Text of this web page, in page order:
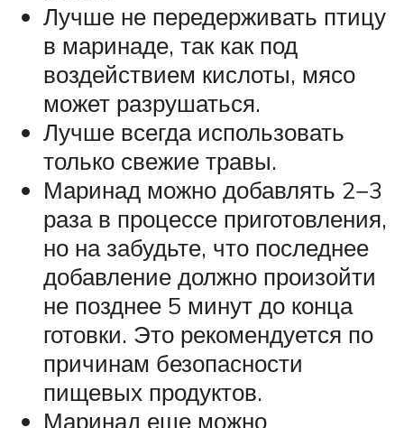
Лучше не передерживать птицу
в маринаде, так как под
воздействием кислоты, мясо
может разрушаться.
Лучше всегда использовать
только свежие травы.
Маринад можно добавлять 2−3
раза в процессе приготовления,
но на забудьте, что последнее
добавление должно произойти
не позднее 5 минут до конца
готовки. Это рекомендуется по
причинам безопасности
пищевых продуктов.
Маринад еще можно